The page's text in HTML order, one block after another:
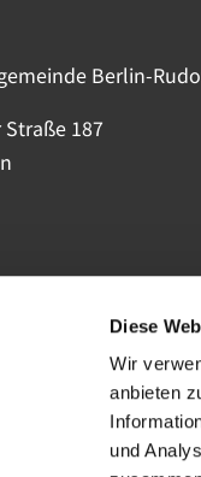
Diese
Wir
anbieten
und
Berlin-
187